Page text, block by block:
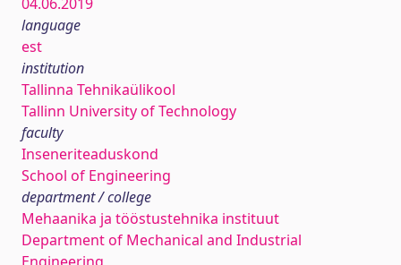
language
est
institution
Tallinna Tehnikaülikool
Tallinn University of Technology
faculty
Inseneriteaduskond
School of Engineering
department / college
Mehaanika ja tööstustehnika instituut
Department of Mechanical and Industrial